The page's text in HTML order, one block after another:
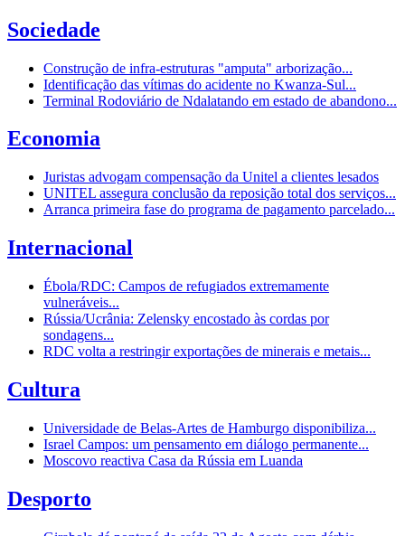
Sociedade
Construção de infra-estruturas "amputa" arborização...
Identificação das vítimas do acidente no Kwanza-Sul...
Terminal Rodoviário de Ndalatando em estado de abandono...
Economia
Juristas advogam compensação da Unitel a clientes lesados
UNITEL assegura conclusão da reposição total dos serviços...
Arranca primeira fase do programa de pagamento parcelado...
Internacional
Ébola/RDC: Campos de refugiados extremamente
vulneráveis...
Rússia/Ucrânia: Zelensky encostado às cordas por
sondagens...
RDC volta a restringir exportações de minerais e metais...
Cultura
Universidade de Belas-Artes de Hamburgo disponibiliza...
Israel Campos: um pensamento em diálogo permanente...
Moscovo reactiva Casa da Rússia em Luanda
Desporto